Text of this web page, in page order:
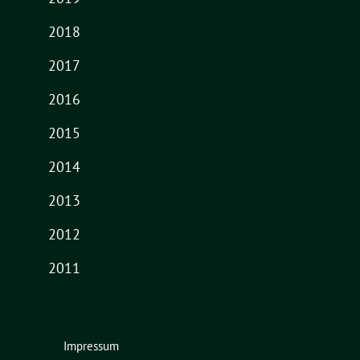
2018
2017
2016
2015
2014
2013
2012
2011
Impressum